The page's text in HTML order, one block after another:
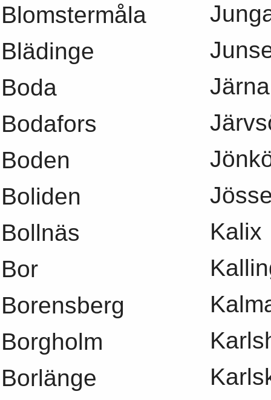
Blomstermåla
Blädinge
Boda
Bodafors
Boden
Boliden
Bollnäs
Bor
Borensberg
Borgholm
Borlänge
Järna
Kalix